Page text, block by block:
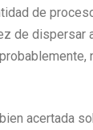
de
de dispersar
acertada